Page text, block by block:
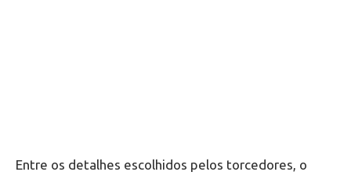
Entre os detalhes escolhidos pelos torcedores, o